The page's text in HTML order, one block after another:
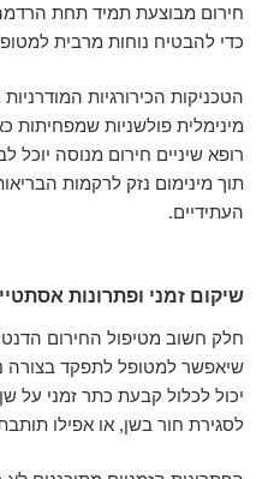
חירום מבוצעת תמיד תחת
כדי להבטיח נוחות מרבית
הטכניקות הכירורגיות
מינימלית פולשניות שמפחיתות
רופא שיניים חירום מנוסה יוכל
תוך מינימום נזק לרקמות
העתידיים.
שיקום זמני ופתרונות
חלק חשוב מטיפול החירום
שיאפשר למטופל לתפקד בצורה
יכול לכלול קבעת כתר זמני על
לסגירת חור בשן, או אפילו